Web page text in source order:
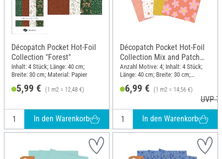
Décopatch Pocket Hot-Foil
Collection "Forest"
Inhalt: 4 Stück; Länge: 40 cm;
Breite: 30 cm; Material: Papier
5,99 € (1 m2 = 12,48 €)
In den Warenkorb
Décopatch Pocket Hot-Foil
Collection Mix and Patch
"Sunny Flowers"
Anzahl Motive: 4; Inhalt: 4 Stück;
Länge: 40 cm; Breite: 30 cm;
6,99 € (1 m2 = 14,56 €)
UVP
In den Warenkorb